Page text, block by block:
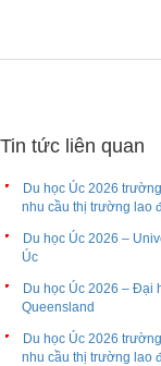
Tin tức liên quan
Du học Úc 2026
nhu cầu thị trường lao
Du học Úc 2026 –
Úc
Du học Úc 2026 – Đại
Queensland
Du học Úc 2026
nhu cầu thị trường lao